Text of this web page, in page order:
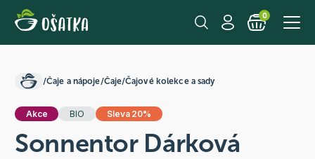
0
/Čaje a nápoje/Čaje/Čajové kolekce a sady
Akce BIO Sleva 20%
Sonnentor Dárková